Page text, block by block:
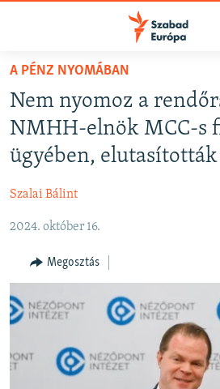
Akadálymentes
Ugrás
fő
oldalra
Ugrás
tartalomjegyzékre
AKTUÁLIS
PODCASTOK
ELEMZŐ
NER15
SZABADON
DEMOKRÁCIA
A PÉNZ NYOMÁBAN
EURÓPAI UNIÓ
A PÉNZ NYOMÁBAN
Nem nyomoz a
NMHH-elnök MCC-s
ügyében,
Szalai Bálint
2024. október 16.
Megosztás
FELIRATKOZÁS